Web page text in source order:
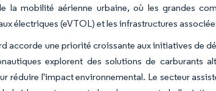
la mobilité aérienne urbaine, où les grandes
électriques (eVTOL) et les infrastructures
accorde une priorité croissante aux initiatives de
explorent des solutions de carburants
réduire l'impact environnemental. Le secteur